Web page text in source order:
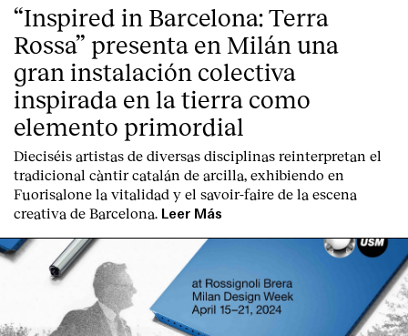
“Inspired in Barcelona: Terra
Rossa” presenta en Milán una
gran instalación colectiva
inspirada en la tierra como
elemento primordial
Dieciséis artistas de diversas disciplinas reinterpretan el
tradicional càntir catalán de arcilla, exhibiendo en
Fuorisalone la vitalidad y el savoir-faire de la escena
creativa de Barcelona. Leer Más